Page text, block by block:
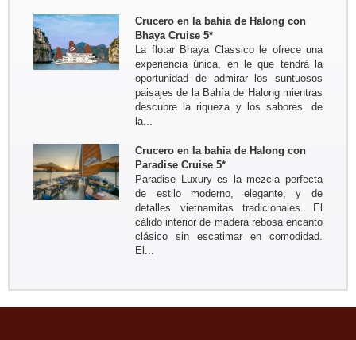
- Bahia de Halong - Tren nocturno...
Groupo: Sr BRIEUC de Meeus y
Sra Sibylle SMETS
Circuito a medida para descubrir el
sur de Vietnam y el Camboya del 4
marzo al 14 marzo 2017
Bruselas - Saigon - Tay Ninh -
Crucero en la bahia de Halong con
Bhaya Cruise 5*
La flotar Bhaya Classico le ofrece una
experiencia única, en le que tendrá la
oportunidad de admirar los suntuosos
paisajes de la Bahía de Halong mientras
descubre la riqueza y los sabores. de
la...
Crucero en la bahia de Halong con
Paradise Cruise 5*
Paradise Luxury es la mezcla perfecta
de estilo moderno, elegante, y de
detalles vietnamitas tradicionales. El
cálido interior de madera rebosa encanto
clásico sin escatimar en comodidad.
El...